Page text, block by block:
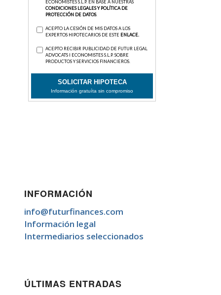
INFORMACIÓN
info@futurfinances.com
Información legal
Intermediarios seleccionados
ÚLTIMAS ENTRADAS